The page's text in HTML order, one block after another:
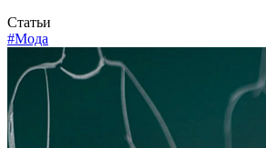
Статьи
#Мода